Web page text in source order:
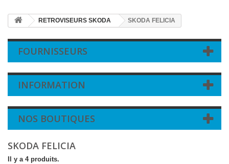
RETROVISEURS SKODA SKODA FELICIA
FOURNISSEURS
INFORMATION
NOS BOUTIQUES
SKODA FELICIA
Il y a 4 produits.